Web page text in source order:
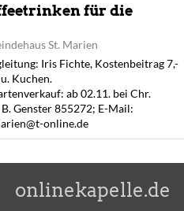
für die
St. Marien
Iris Fichte, Kostenbeitrag 7,-
Kuchen.
ab 02.11. bei Chr.
Genster 855272; E-Mail:
online.de
onlinekapelle.de